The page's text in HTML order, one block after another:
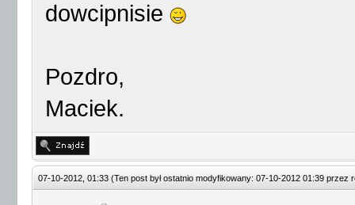
dowcipnisie
Pozdro,
Maciek.
07-10-2012, 01:33 (Ten post był ostatnio modyfikowany: 07-10-2012 01:39 przez